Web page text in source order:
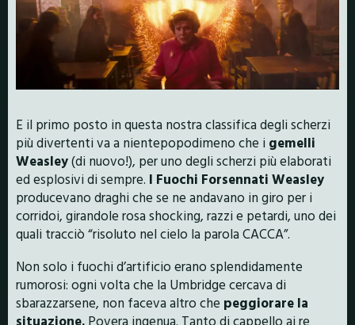
E il primo posto in questa nostra classifica degli scherzi
più divertenti va a nientepopodimeno che i gemelli
Weasley(di nuovo!), per uno degli scherzi più elaborati
ed esplosivi di sempre. I Fuochi Forsennati Weasley
producevano draghi che se ne andavano in giro per i
corridoi, girandole rosa shocking, razzi e petardi, uno dei
quali tracciò “risoluto nel cielo la parola CACCA”.
Non solo i fuochi d’artificio erano splendidamente
rumorosi: ogni volta che la Umbridge cercava di
sbarazzarsene, non faceva altro che peggiorare la
situazione. Povera ingenua. Tanto di cappello ai re